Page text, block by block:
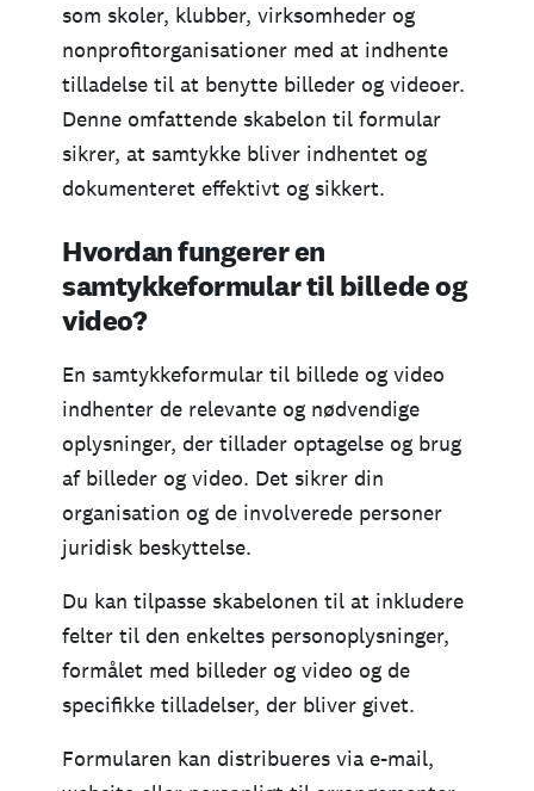
som skoler, klubber, virksomheder og
nonprofitorganisationer med at indhente
tilladelse til at benytte billeder og videoer.
Denne omfattende skabelon til formular
sikrer, at samtykke bliver indhentet og
dokumenteret effektivt og sikkert.
Hvordan fungerer en
samtykkeformular til billede og
video?
En samtykkeformular til billede og video
indhenter de relevante og nødvendige
oplysninger, der tillader optagelse og brug
af billeder og video. Det sikrer din
organisation og de involverede personer
juridisk beskyttelse.
Du kan tilpasse skabelonen til at inkludere
felter til den enkeltes personoplysninger,
formålet med billeder og video og de
specifikke tilladelser, der bliver givet.
Formularen kan distribueres via e-mail,